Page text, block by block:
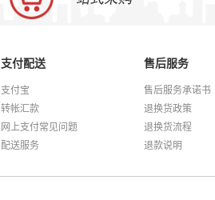
支付配送
支付宝
转帐汇款
网上支付常见问题
配送服务
售后服务
售后服务承诺书
退换货政策
退换货流程
退款说明